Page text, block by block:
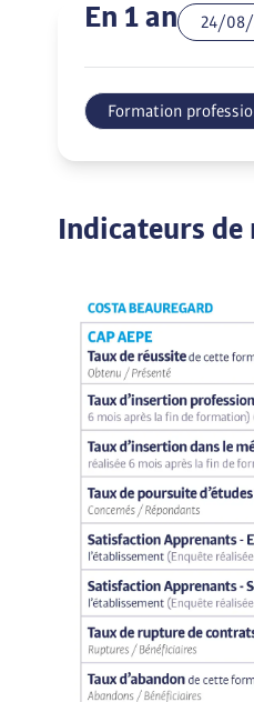
En 1 an 24/
Formation
Indicateurs